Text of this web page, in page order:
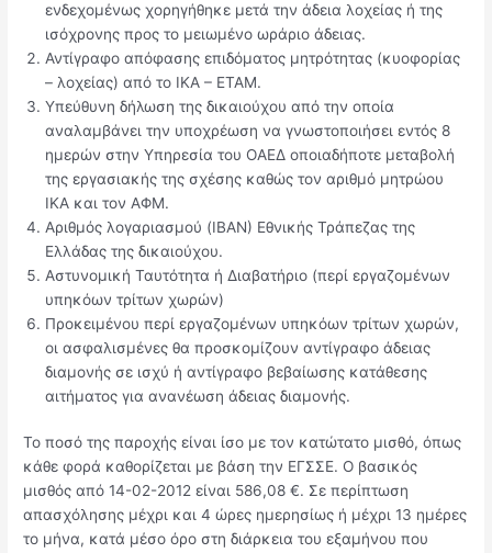
ενδεχομένως χορηγήθηκε μετά την άδεια λοχείας ή της
ισόχρονης προς το μειωμένο ωράριο άδειας.
Αντίγραφο απόφασης επιδόματος μητρότητας (κυοφορίας
– λοχείας) από το ΙΚΑ – ΕΤΑΜ.
Υπεύθυνη δήλωση της δικαιούχου από την οποία
αναλαμβάνει την υποχρέωση να γνωστοποιήσει εντός 8
ημερών στην Υπηρεσία του ΟΑΕΔ οποιαδήποτε μεταβολή
της εργασιακής της σχέσης καθώς τον αριθμό μητρώου
ΙΚΑ και τον ΑΦΜ.
Αριθμός λογαριασμού (ΙΒΑΝ) Εθνικής Τράπεζας της
Ελλάδας της δικαιούχου.
Αστυνομική Ταυτότητα ή Διαβατήριο (περί εργαζομένων
υπηκόων τρίτων χωρών)
Προκειμένου περί εργαζομένων υπηκόων τρίτων χωρών,
οι ασφαλισμένες θα προσκομίζουν αντίγραφο άδειας
διαμονής σε ισχύ ή αντίγραφο βεβαίωσης κατάθεσης
αιτήματος για ανανέωση άδειας διαμονής.
Το ποσό της παροχής είναι ίσο με τον κατώτατο μισθό, όπως
κάθε φορά καθορίζεται με βάση την ΕΓΣΣΕ. Ο βασικός
μισθός από 14-02-2012 είναι 586,08 €. Σε περίπτωση
απασχόλησης μέχρι και 4 ώρες ημερησίως ή μέχρι 13 ημέρες
το μήνα, κατά μέσο όρο στη διάρκεια του εξαμήνου που